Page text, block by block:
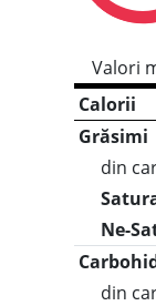
Valori
Calorii
Grăsimi
din
Ne-
din